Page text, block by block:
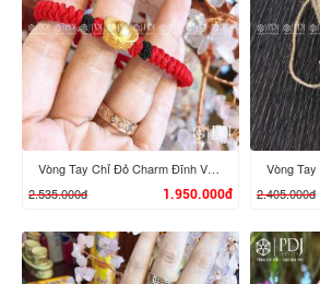
XEM CHI TIẾT
Vòng Tay Chỉ Đỏ Charm Đĩnh Vàng 24K M03
2.535.000đ
1.950.000đ
2.405.000đ